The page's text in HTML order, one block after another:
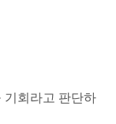
기회라고 판단하